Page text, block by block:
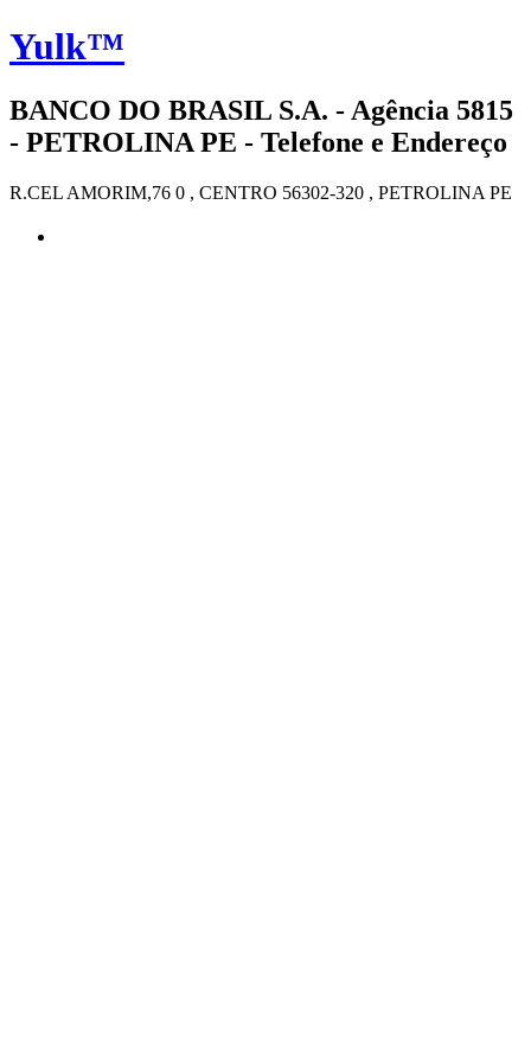
Yulk™
BANCO DO BRASIL S.A. - Agência 5815
- PETROLINA PE - Telefone e Endereço
R.CEL AMORIM,76 0 , CENTRO 56302-320 , PETROLINA PE